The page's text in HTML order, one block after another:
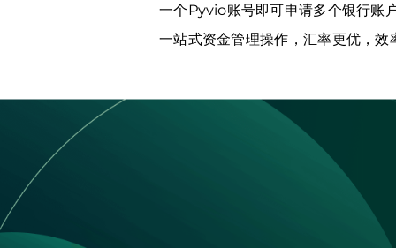
一个Pyvio账号即可申请多个银行账
一站式资金管理操作，汇率更优，效